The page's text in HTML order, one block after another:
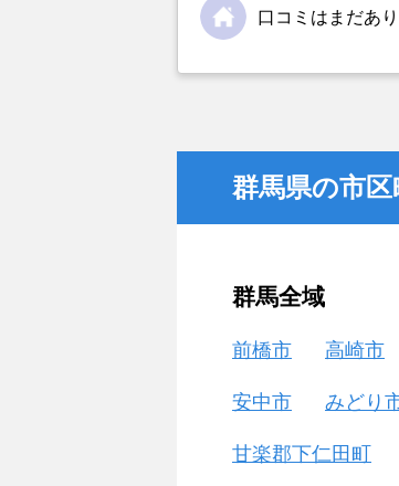
口コミはまだあ
群馬県の市
群馬全域
前橋市 高崎市
安中市 みどり
甘楽郡下仁田町